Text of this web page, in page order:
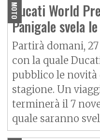
MOTO
Ducati World
Panigale svela
Partirà domani,
con la quale
pubblico le novità
stagione. Un
terminerà il 7
quale saranno